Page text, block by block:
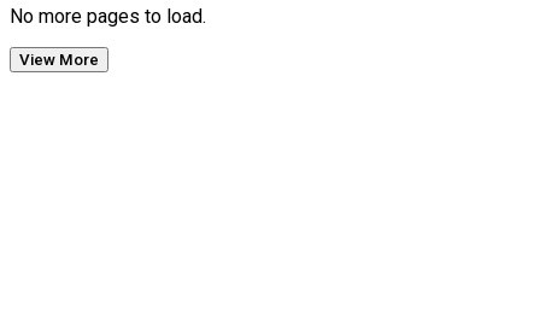
No more pages to load.
View More